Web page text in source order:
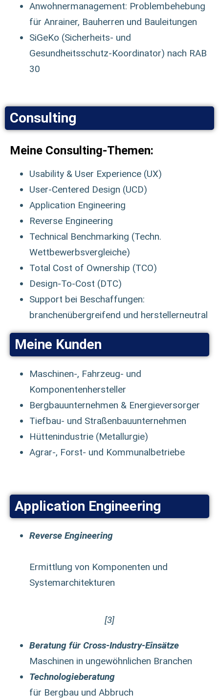
Anwohnermanagement: Problembehebung
für Anrainer, Bauherren und Bauleitungen
SiGeKo (Sicherheits- und
Gesundheitsschutz-Koordinator) nach RAB
30
Consulting
Meine Consulting-Themen:
Usability & User Experience (UX)
User-Centered Design (UCD)
Application Engineering
Reverse Engineering
Technical Benchmarking (Techn.
Wettbewerbsvergleiche)
Total Cost of Ownership (TCO)
Design-To-Cost (DTC)
Support bei Beschaffungen:
branchenübergreifend und herstellerneutral
Meine Kunden
Maschinen-, Fahrzeug- und
Komponentenhersteller
Bergbauunternehmen & Energieversorger
Tiefbau- und Straßenbauunternehmen
Hüttenindustrie (Metallurgie)
Agrar-, Forst- und Kommunalbetriebe
Application Engineering
Reverse Engineering
Ermittlung von Komponenten und
Systemarchitekturen
[3]
Beratung für Cross-Industry-Einsätze
Maschinen in ungewöhnlichen Branchen
Technologieberatung
für Bergbau und Abbruch